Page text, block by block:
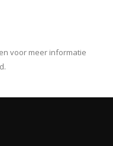
voor meer informatie